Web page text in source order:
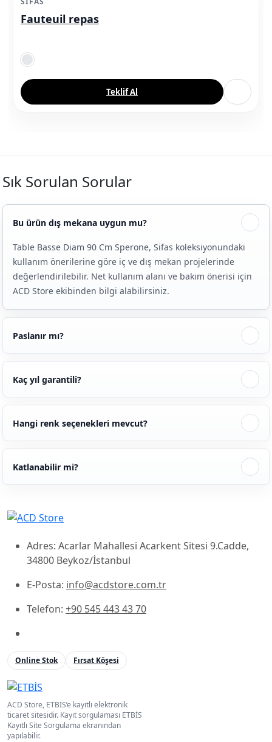
Fauteuil repas
Teklif Al
Sık Sorulan Sorular
Bu ürün dış mekana uygun mu?
Table Basse Diam 90 Cm Sperone, Sifas koleksiyonundaki
kullanım önerilerine göre iç ve dış mekan projelerinde
değerlendirilebilir. Net kullanım alanı ve bakım önerisi için
ACD Store ekibinden bilgi alabilirsiniz.
Paslanır mı?
Kaç yıl garantili?
Hangi renk seçenekleri mevcut?
Katlanabilir mi?
Adres: Acarlar Mahallesi Acarkent Sitesi 9.Cadde,
34800 Beykoz/İstanbul
E-Posta: info@acdstore.com.tr
Telefon: +90 545 443 43 70
Online Stok Fırsat Köşesi
ACD Store, ETBİS’e kayıtlı elektronik
ticaret sitesidir. Kayıt sorgulaması ETBİS
Kayıtlı Site Sorgulama ekranından
yapılabilir.